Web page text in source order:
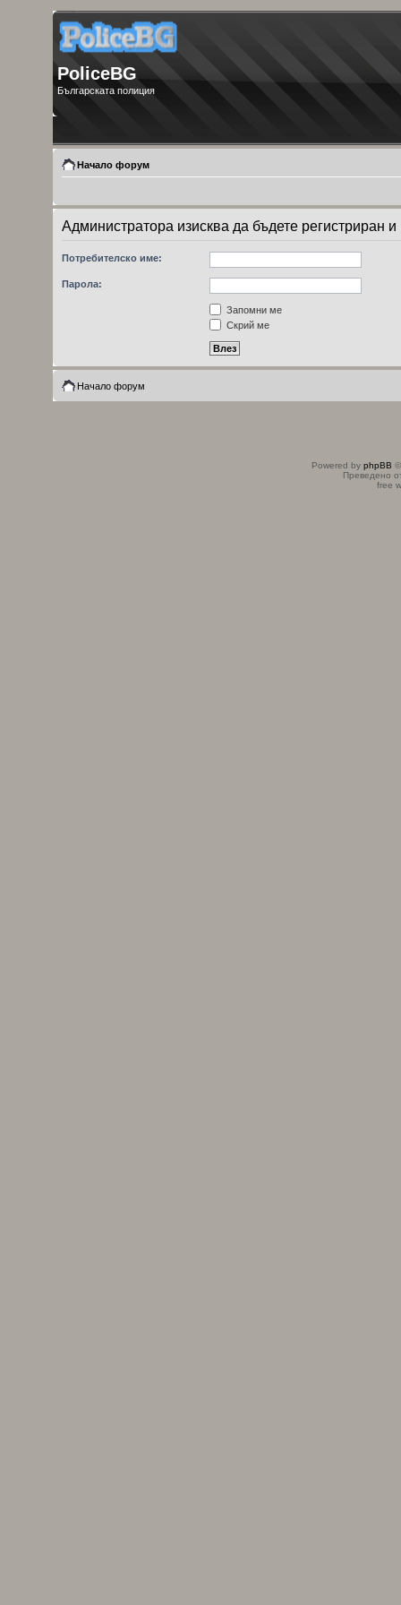
PoliceBG
Българската полиция
Начало форум
Администратора изисква да бъдете регистриран
Потребителско име:
Парола:
Запомни ме
Скрий ме
Начало форум
Powered by phpBB
Преведено
free